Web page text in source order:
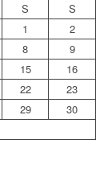
S
S
1
2
8
9
15
16
22
23
29
30